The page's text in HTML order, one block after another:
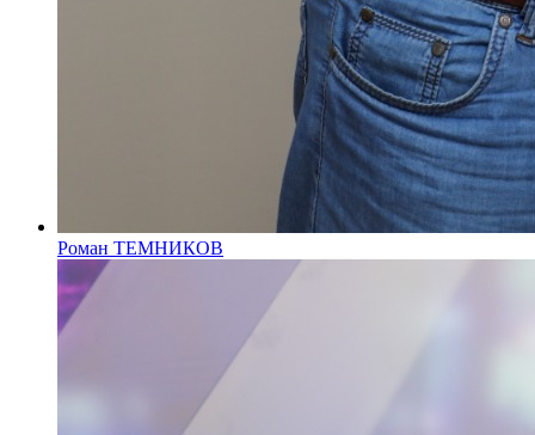
Роман ТЕМНИКОВ